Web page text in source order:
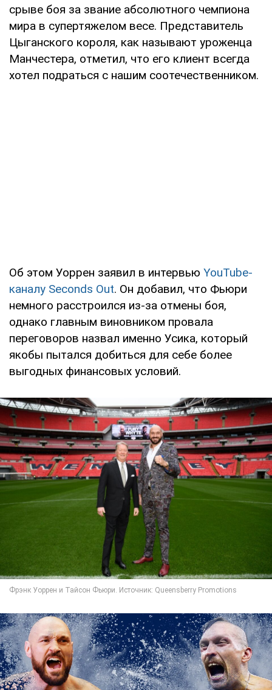
срыве боя за звание абсолютного чемпиона
мира в супертяжелом весе. Представитель
Цыганского короля, как называют уроженца
Манчестера, отметил, что его клиент всегда
хотел подраться с нашим соотечественником.
Об этом Уоррен заявил в интервью YouTube-
каналу Seconds Out. Он добавил, что Фьюри
немного расстроился из-за отмены боя,
однако главным виновником провала
переговоров назвал именно Усика, который
якобы пытался добиться для себе более
выгодных финансовых условий.